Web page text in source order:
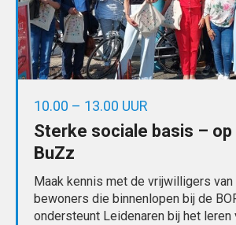
10.00 – 13.00 UUR
Sterke sociale basis –
BuZz
Maak kennis met de vrijwilligers van
bewoners die binnenlopen bij de
ondersteunt Leidenaren bij het leren